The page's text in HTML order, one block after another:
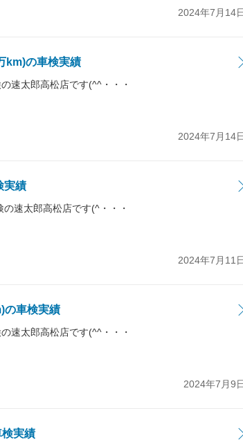
2024年7月14
km)の車検実績
速太郎高松店です(^^・・・
2024年7月14
実績
速太郎高松店です(^・・・
2024年7月11
の車検実績
速太郎高松店です(^^・・・
2024年7月9
実績